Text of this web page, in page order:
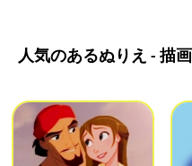
人気のあるぬりえ - 描画